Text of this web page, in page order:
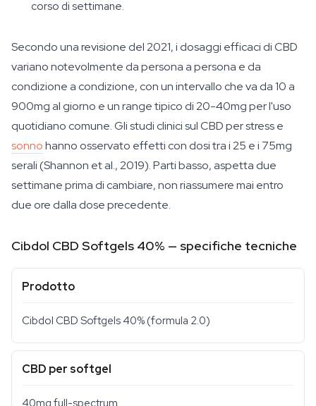
corso di settimane.
Secondo una revisione del 2021, i dosaggi efficaci di CBD
variano notevolmente da persona a persona e da
condizione a condizione, con un intervallo che va da 10 a
900mg al giorno e un range tipico di 20-40mg per l'uso
quotidiano comune. Gli studi clinici sul CBD per stress e
sonnohanno osservato effetti con dosi tra i 25 e i 75mg
serali (Shannon et al., 2019). Parti basso, aspetta due
settimane prima di cambiare, non riassumere mai entro
due ore dalla dose precedente.
Cibdol CBD Softgels 40% — specifiche tecniche
Prodotto
Cibdol CBD Softgels 40% (formula 2.0)
CBD per softgel
40mg full-spectrum